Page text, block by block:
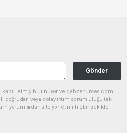
Gönder
kabul etmiş bulunuyor ve gebzehurses.com
doğrudan veya dolaylı tüm sorumluluğu tek
yorumlardan site yönetimi hiçbir şekilde